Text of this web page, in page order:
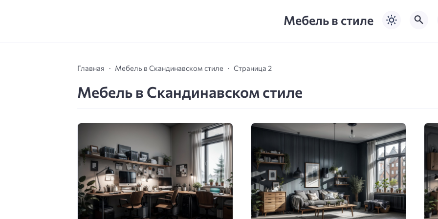
Мебель в стиле
Главная Мебель в Скандинавском стиле Страница 2
Мебель в Скандинавском стиле